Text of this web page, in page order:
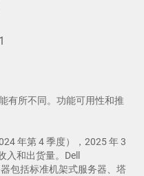
有所不同。功能可用性和推
年第 4 季度），2025 年 3
入和出货量。Dell
包括标准机架式服务器、塔